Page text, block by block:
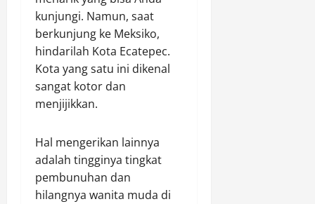
kunjungi. Namun, saat
berkunjung ke Meksiko,
hindarilah Kota Ecatepec.
Kota yang satu ini dikenal
sangat kotor dan
menjijikkan.
Hal mengerikan lainnya
adalah tingginya tingkat
pembunuhan dan
hilangnya wanita muda di